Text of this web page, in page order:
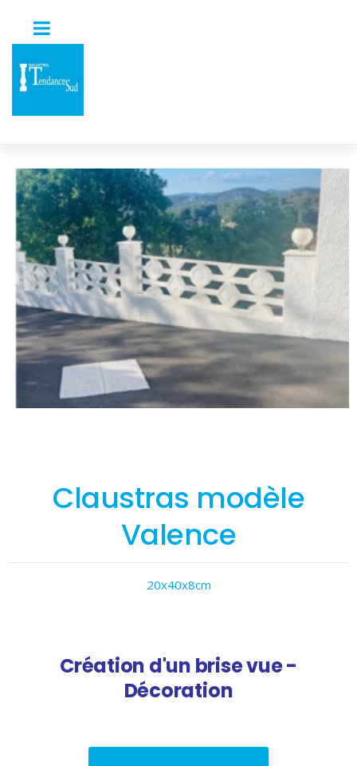
Claustras modèle
Valence
20x40x8cm
Création d'un brise vue -
Décoration